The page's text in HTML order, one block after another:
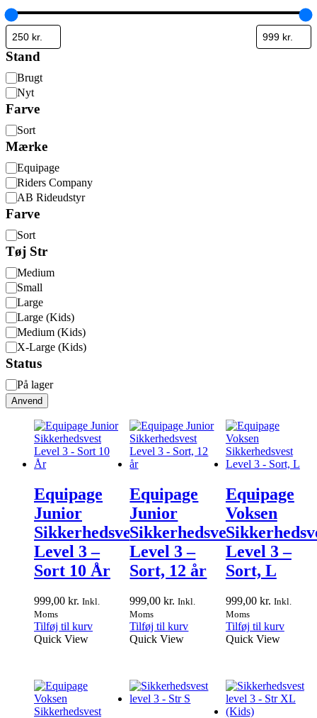
Stand
StandBrugt
Nyt
Farve
Farve
Sort
Mærke
Mærke
Equipage
Riders Company
AB Rideudstyr
Farve
Farve
Sort
Tøj Str
Tøj
Str
Medium
Small
Large
Large (Kids)
Medium (Kids)
X-Large (Kids)
Status
Status
På lager
Anvend
Equipage
Junior
Sikkerhedsvest
Level 3 –
Sort 10 År
999,00 kr. Inkl.
Moms
Tilføj til kurv
Quick View
Equipage
Junior
Sikkerhedsvest
Level 3 –
Sort, 12 år
999,00kr. Inkl.
Moms
Tilføj til kurv
Quick View
Equipage
Voksen
Level 3 –
Sort, L
999,00 kr. Inkl.
Moms
Tilføj til kurv
Quick View